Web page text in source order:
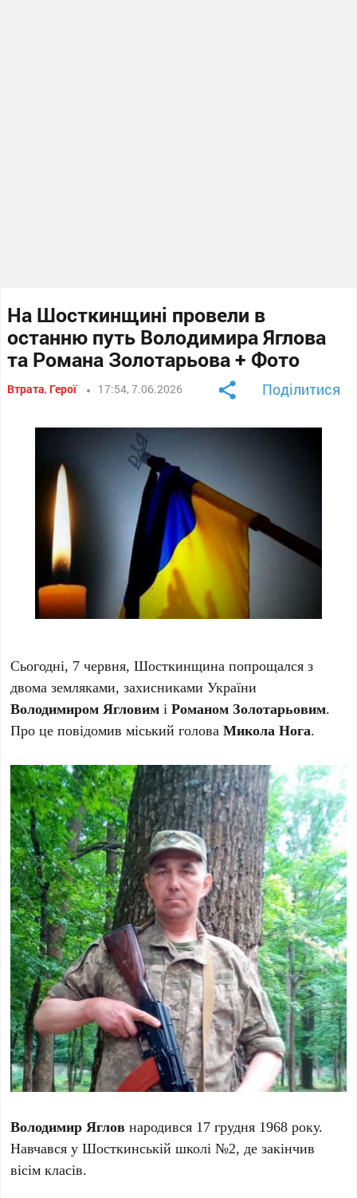
На Шосткинщині провели в
останню путь Володимира Яглова
та Романа Золотарьова + Фото
Втрата, Герої 17:54, 7.06.2026 Поділитися
Сьогодні, 7 червня, Шосткинщина попрощался з
двома земляками, захисниками України
Володимиром Ягловим іРоманом Золотарьовим.
Про це повідомив міський головаМикола Нога.
Володимир Яглов народився 17 грудня 1968 року.
Навчався у Шосткинській школі №2, де закінчив
вісім класів.